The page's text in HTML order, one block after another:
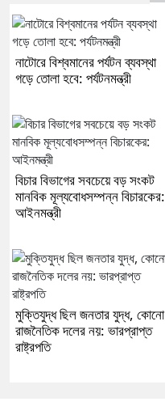
নাটোরে বিশ্বমানের পর্যটন ব্যবস্থা
গড়ে তোলা হবে: পর্যটনমন্ত্রী
বিচার বিভাগের সবচেয়ে বড় সংকট
মানবিক মূল্যবোধসম্পন্ন বিচারকের:
আইনমন্ত্রী
মুক্তিযুদ্ধ ছিল জনতার যুদ্ধ, কোনো
রাজনৈতিক দলের নয়: ভারপ্রাপ্ত
রাষ্ট্রপতি